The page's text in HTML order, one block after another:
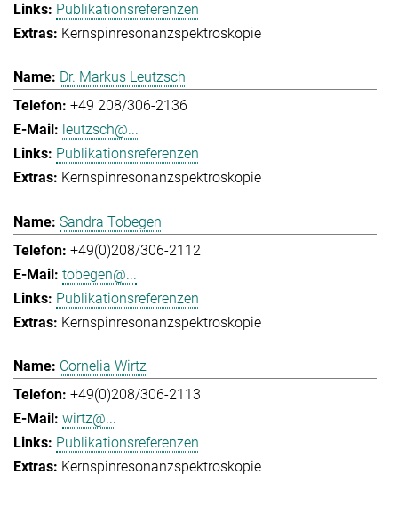
Publikationsreferenzen
Kernspinresonanzspektroskopie
Dr. Markus Leutzsch
+49 208/306-2136
leutzsch@...
Publikationsreferenzen
Kernspinresonanzspektroskopie
Sandra Tobegen
+49(0)208/306-2112
tobegen@...
Publikationsreferenzen
Kernspinresonanzspektroskopie
Cornelia Wirtz
+49(0)208/306-2113
wirtz@...
Publikationsreferenzen
Kernspinresonanzspektroskopie